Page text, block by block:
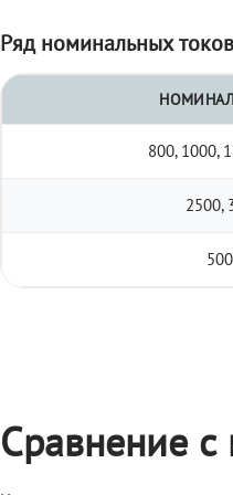
Ряд номинальных
800, 1000,
2500,
Сравнение с